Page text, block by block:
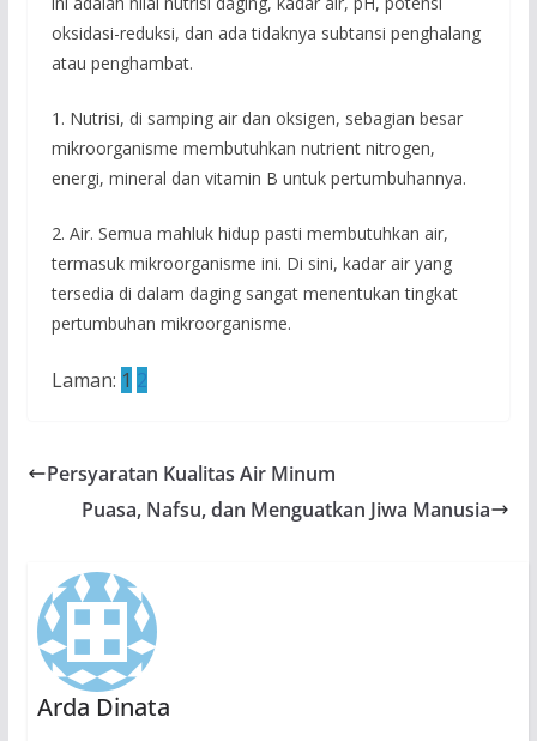
oksidasi-reduksi, dan ada tidaknya subtansi penghalang
atau penghambat.
1. Nutrisi, di samping air dan oksigen, sebagian besar
mikroorganisme membutuhkan nutrient nitrogen,
energi, mineral dan vitamin B untuk pertumbuhannya.
2. Air. Semua mahluk hidup pasti membutuhkan air,
termasuk mikroorganisme ini. Di sini, kadar air yang
tersedia di dalam daging sangat menentukan tingkat
pertumbuhan mikroorganisme.
Laman: 1 2
Persyaratan Kualitas Air Minum
Puasa, Nafsu, dan Menguatkan Jiwa Manusia
Arda Dinata